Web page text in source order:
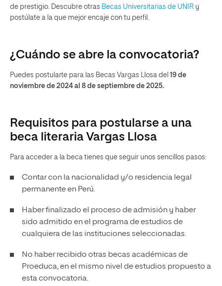
de prestigio. Descubre otras Becas Universitarias de UNIR y
postúlate a la que mejor encaje con tu perfil.
¿Cuándo se abre la convocatoria?
Puedes postularte para las Becas Vargas Llosa del 19 de
noviembre de 2024 al 8 de septiembre de 2025.
Requisitos para postularse a una
beca literaria Vargas Llosa
Para acceder a la beca tienes que seguir unos sencillos pasos:
Contar con la nacionalidad y/o residencia legal
permanente en Perú.
Haber finalizado el proceso de admisión y haber
sido admitido en el programa de estudios de
cualquiera de las instituciones seleccionadas.
No haber recibido otras becas académicas de
Proeduca, en el mismo nivel de estudios propuesto a
esta convocatoria.